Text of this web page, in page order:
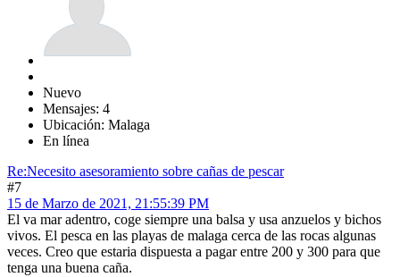
Nuevo
Mensajes: 4
Ubicación: Malaga
En línea
Re:Necesito asesoramiento sobre cañas de pescar
#7
15 de Marzo de 2021, 21:55:39 PM
El va mar adentro, coge siempre una balsa y usa anzuelos y bichos
vivos. El pesca en las playas de malaga cerca de las rocas algunas
veces. Creo que estaria dispuesta a pagar entre 200 y 300 para que
tenga una buena caña.